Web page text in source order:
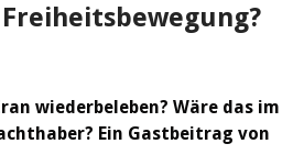
wiederbeleben? Wäre das im
Ein Gastbeitrag von